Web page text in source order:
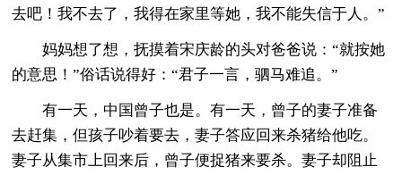
去吧！我不去了，我得在家里等她，我不能失信于人。”
妈妈想了想，抚摸着宋庆龄的头对爸爸说：“就按她
的意思！”俗话说得好：“君子一言，驷马难追。”
有一天，中国曾子也是。有一天，曾子的妻子准备
去赶集，但孩子吵着要去，妻子答应回来杀猪给他吃。
妻子从集市上回来后，曾子便捉猪来要杀。妻子却阻止